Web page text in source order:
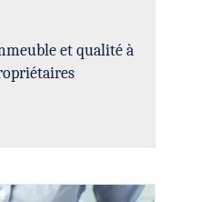
et qualité à